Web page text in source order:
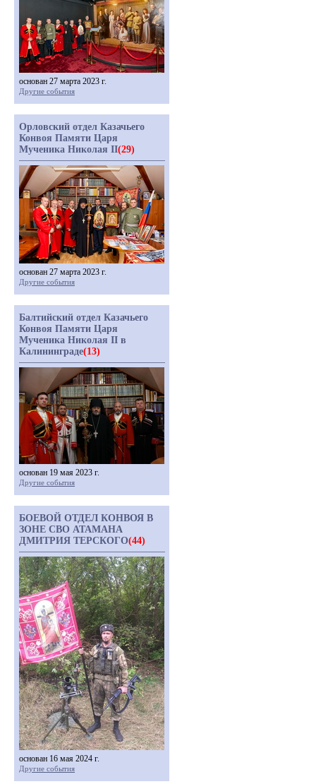
основан 27 марта 2023 г.
Другие события
Орловский отдел Казачьего
Конвоя Памяти Царя
Мученика Николая II(29)
основан 27 марта 2023 г.
Другие события
Балтийский отдел Казачьего
Конвоя Памяти Царя
Мученика Николая II в
Калининграде(13)
основан 19 мая 2023 г.
Другие события
БОЕВОЙ ОТДЕЛ КОНВОЯ В
ЗОНЕ СВО АТАМАНА
ДМИТРИЯ ТЕРСКОГО(44)
основан 16 мая 2024 г.
Другие события